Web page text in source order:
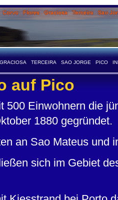
GRACIOSA TERCEIRA SAO JORGE PICO
auf Pico
500 Einwohnern die
1880 gegründet.
an Sao Mateus und
sich im Gebiet